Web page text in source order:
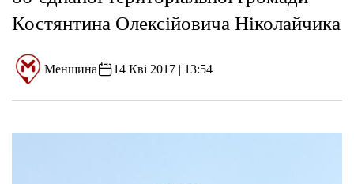
Костянтина Олексійовича Ніколайчика
Менщина 14 Кві 2017 | 13:54